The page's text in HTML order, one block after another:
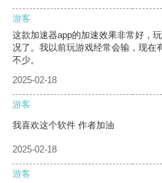
游客
这款加速器app的加速效果非常好，
况了。我以前玩游戏经常会输，现在
不少。
2025-02-18
游客
我喜欢这个软件 作者加油
2025-02-18
游客